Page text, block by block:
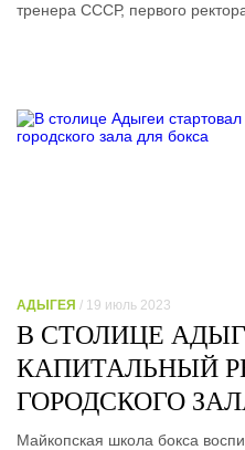
тренера СССР, первого
АДЫГЕЯ / 19 июль 2023
В СТОЛИЦЕ
КАПИТАЛЬНЫЙ
ГОРОДСКОГО
Майкопская школа бокса